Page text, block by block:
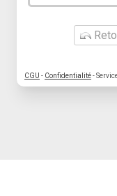
CGU - Confidentialité-